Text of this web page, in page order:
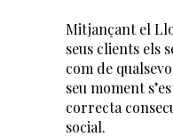
Mitjançant el
seus clients els
com de
seu moment
correcta
social.